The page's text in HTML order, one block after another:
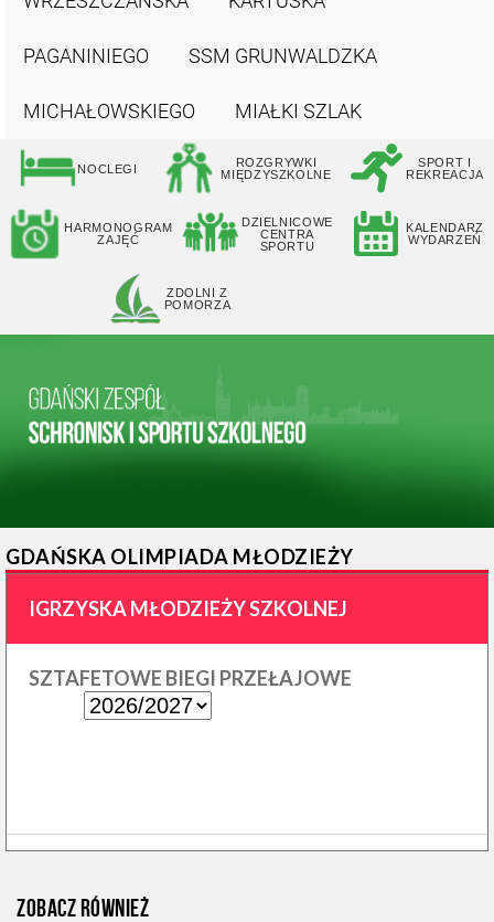
PAGANINIEGO SSM GRUNWALDZKA
MICHAŁOWSKIEGO MIAŁKI SZLAK
NOCLEGI
ROZGRYWKI
MIĘDZYSZKOLNE
SPORT I
REKREACJA
HARMONOGRAM
ZAJĘĆ
DZIELNICOWE
CENTRA
SPORTU
KALENDARZ
WYDARZEŃ
ZDOLNI Z
POMORZA
GDAŃSKA OLIMPIADA MŁODZIEŻY
IGRZYSKA MŁODZIEŻY SZKOLNEJ
SZTAFETOWE BIEGI PRZEŁAJOWE
ZOBACZ RÓWNIEŻ